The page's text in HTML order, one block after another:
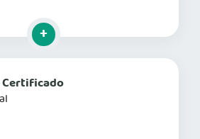
Clique para mais informações
Certificado